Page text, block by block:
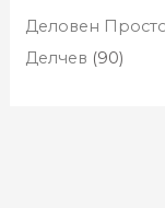
Деловен
Делчев (90)